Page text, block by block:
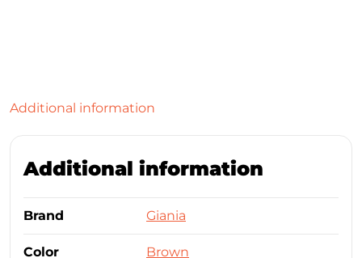
Additional information
Additional information
Brand Giania
Color Brown